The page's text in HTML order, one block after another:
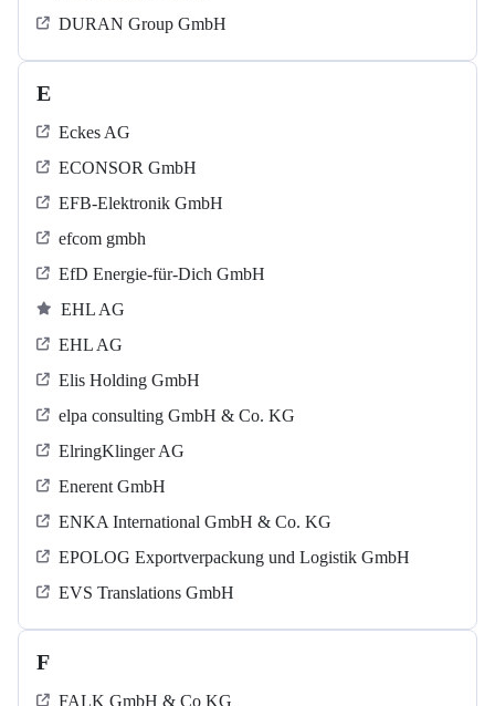
DURAN Group GmbH
E
Eckes AG
ECONSOR GmbH
EFB-Elektronik GmbH
efcom gmbh
EfD Energie-für-Dich GmbH
EHL AG
EHL AG
Elis Holding GmbH
elpa consulting GmbH & Co. KG
ElringKlinger AG
Enerent GmbH
ENKA International GmbH & Co. KG
EPOLOG Exportverpackung und Logistik GmbH
EVS Translations GmbH
F
FALK GmbH & Co KG